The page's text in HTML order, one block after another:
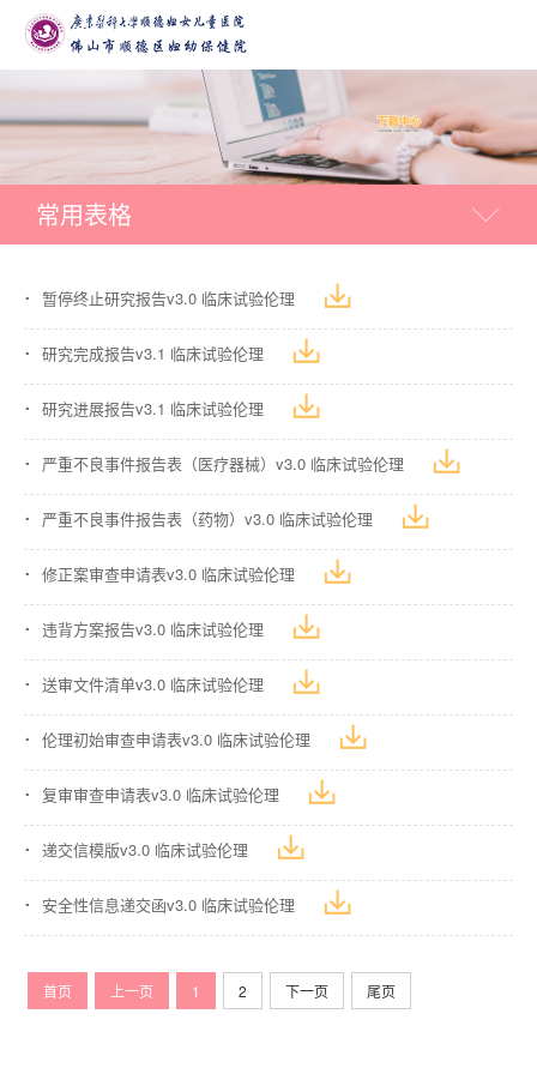
常用表格
暂停终止研究报告v3.0 临床试验伦理
研究完成报告v3.1 临床试验伦理
研究进展报告v3.1 临床试验伦理
严重不良事件报告表（医疗器械）v3.0 临床试验伦理
严重不良事件报告表（药物）v3.0 临床试验伦理
修正案审查申请表v3.0 临床试验伦理
违背方案报告v3.0 临床试验伦理
送审文件清单v3.0 临床试验伦理
伦理初始审查申请表v3.0 临床试验伦理
复审审查申请表v3.0 临床试验伦理
递交信模版v3.0 临床试验伦理
安全性信息递交函v3.0 临床试验伦理
首页 上一页 1 2 下一页 尾页